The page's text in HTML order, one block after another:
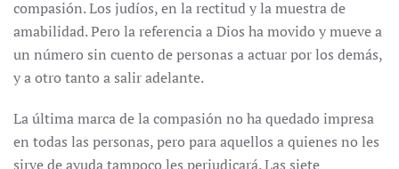
compasión. Los judíos, en la rectitud y la muestra de
amabilidad. Pero la referencia a Dios ha movido y mueve a
un número sin cuento de personas a actuar por los demás,
y a otro tanto a salir adelante.
La última marca de la compasión no ha quedado impresa
en todas las personas, pero para aquellos a quienes no les
sirve de ayuda tampoco les perjudicará. Las siete